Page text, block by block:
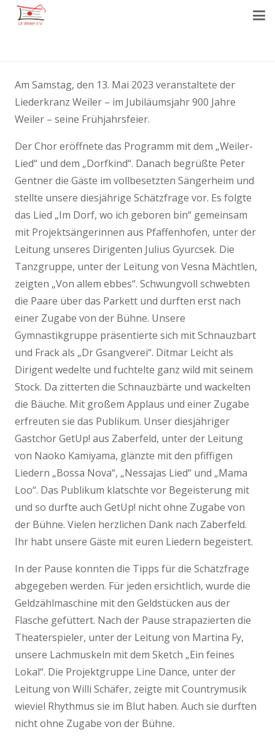
Am Samstag, den 13. Mai 2023 veranstaltete der
Liederkranz Weiler – im Jubiläumsjahr 900 Jahre
Weiler – seine Frühjahrsfeier.
Der Chor eröffnete das Programm mit dem „Weiler-
Lied“ und dem „Dorfkind“. Danach begrüßte Peter
Gentner die Gäste im vollbesetzten Sängerheim und
stellte unsere diesjährige Schätzfrage vor. Es folgte
das Lied „Im Dorf, wo ich geboren bin“ gemeinsam
mit Projektsängerinnen aus Pfaffenhofen, unter der
Leitung unseres Dirigenten Julius Gyurcsek. Die
Tanzgruppe, unter der Leitung von Vesna Mächtlen,
zeigten „Von allem ebbes“. Schwungvoll schwebten
die Paare über das Parkett und durften erst nach
einer Zugabe von der Bühne. Unsere
Gymnastikgruppe präsentierte sich mit Schnauzbart
und Frack als „Dr Gsangverei“. Ditmar Leicht als
Dirigent wedelte und fuchtelte ganz wild mit seinem
Stock. Da zitterten die Schnauzbärte und wackelten
die Bäuche. Mit großem Applaus und einer Zugabe
erfreuten sie das Publikum. Unser diesjähriger
Gastchor GetUp! aus Zaberfeld, unter der Leitung
von Naoko Kamiyama, glänzte mit den pfiffigen
Liedern „Bossa Nova“, „Nessajas Lied“ und „Mama
Loo“. Das Publikum klatschte vor Begeisterung mit
und so durfte auch GetUp! nicht ohne Zugabe von
der Bühne. Vielen herzlichen Dank nach Zaberfeld.
Ihr habt unsere Gäste mit euren Liedern begeistert.
In der Pause konnten die Tipps für die Schätzfrage
abgegeben werden. Für jeden ersichtlich, wurde die
Geldzählmaschine mit den Geldstücken aus der
Flasche gefüttert. Nach der Pause strapazierten die
Theaterspieler, unter der Leitung von Martina Fy,
unsere Lachmuskeln mit dem Sketch „Ein feines
Lokal“. Die Projektgruppe Line Dance, unter der
Leitung von Willi Schäfer, zeigte mit Countrymusik
wieviel Rhythmus sie im Blut haben. Auch sie durften
nicht ohne Zugabe von der Bühne.